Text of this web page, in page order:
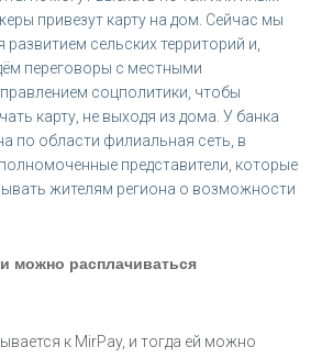
привезут карту на дом. Сейчас мы
сельских территорий и,
переговоры с местными
соцполитики, чтобы
карту, не выходя из дома. У банка
по области филиальная сеть, в
представители, которые
жителям региона о возможности
можно расплачиваться
к MirPay, и тогда ей можно